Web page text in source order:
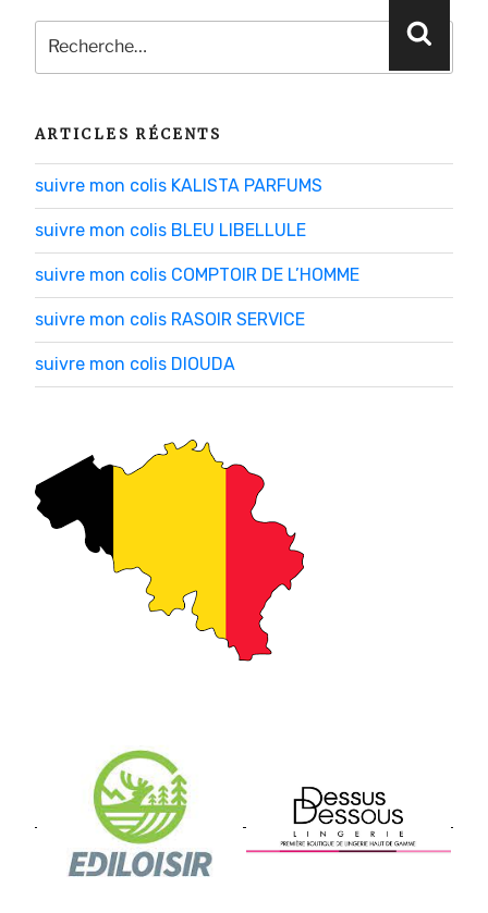
Recherche
pour
:
ARTICLES RÉCENTS
suivre mon colis KALISTA PARFUMS
suivre mon colis BLEU LIBELLULE
suivre mon colis COMPTOIR DE L’HOMME
suivre mon colis RASOIR SERVICE
suivre mon colis DIOUDA